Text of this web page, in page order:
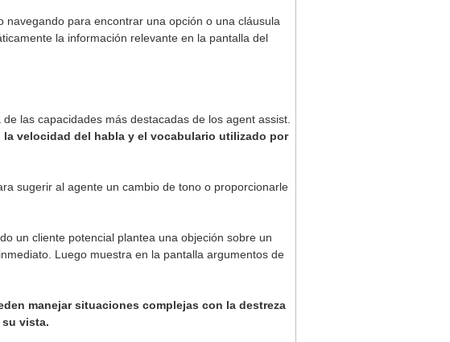
para encontrar una opción o una cláusula
la información relevante en la pantalla del
las capacidades más destacadas de los agent assist.
velocidad del habla y el vocabulario utilizado por
sugerir al agente un cambio de tono o proporcionarle
un cliente potencial plantea una objeción sobre un
Luego muestra en la pantalla argumentos de
manejar situaciones complejas con la destreza
vista.